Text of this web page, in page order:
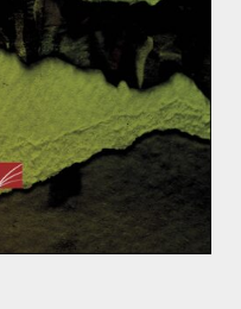
MONDIALISATION ET ENJEUX
ORIENT
bandes : la
les États-Unis